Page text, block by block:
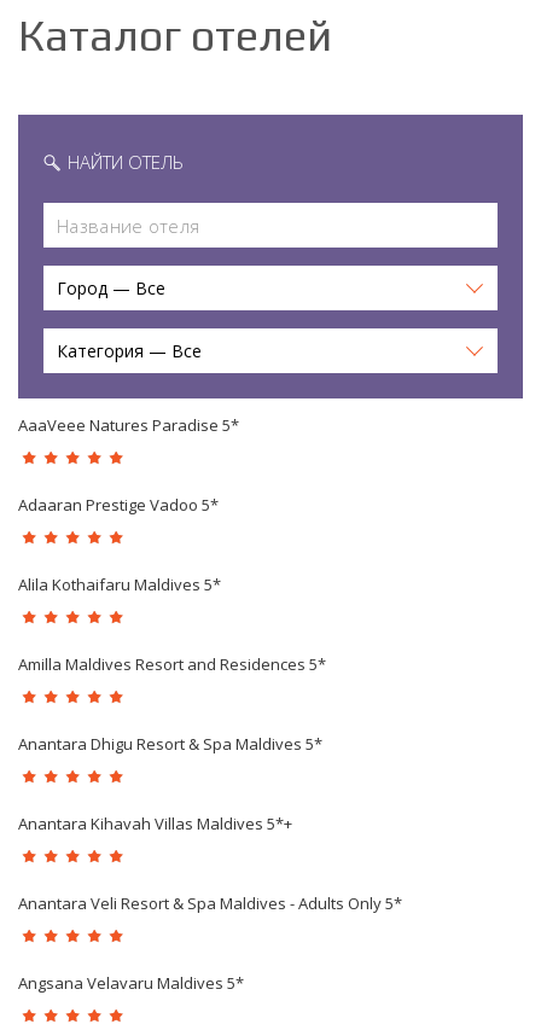
Каталог отелей
НАЙТИ ОТЕЛЬ
Город — Все
Категория — Все
AaaVeee Natures Paradise 5*
Adaaran Prestige Vadoo 5*
Alila Kothaifaru Maldives 5*
Amilla Maldives Resort and Residences 5*
Anantara Dhigu Resort & Spa Maldives 5*
Anantara Kihavah Villas Maldives 5*+
Anantara Veli Resort & Spa Maldives - Adults Only 5*
Angsana Velavaru Maldives 5*